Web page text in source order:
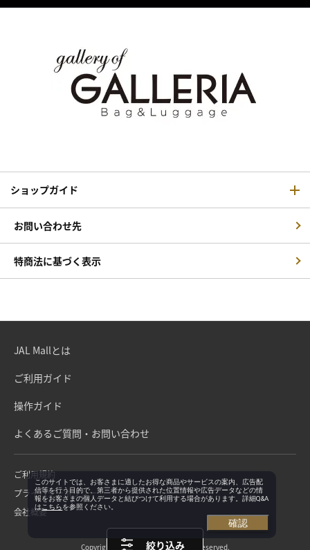
絞り込み
ショップガイド
お問い合わせ先
特商法に基づく表示
JAL Mallとは
ご利用ガイド
操作ガイド
よくあるご質問・お問い合わせ
ご利用規約
プライバシーポリシー
会社概要
Copyright©Japan Airlines. All rights reserved.
このサイトでは、お客さまに適したお得な商品やサービスの案内、広告配
信等を行う目的で、第三者から提供された位置情報や広告データなどの情
報をお客さまの個人データと結びつけて利用する場合があります。詳細Q&A
はこちらを参照ください。
確認